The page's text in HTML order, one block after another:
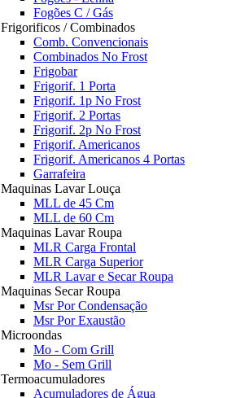
Fogões C / Gás
Frigorificos / Combinados
Comb. Convencionais
Combinados No Frost
Frigobar
Frigorif. 1 Porta
Frigorif. 1p No Frost
Frigorif. 2 Portas
Frigorif. 2p No Frost
Frigorif. Americanos
Frigorif. Americanos 4 Portas
Garrafeira
Maquinas Lavar Louça
MLL de 45 Cm
MLL de 60 Cm
Maquinas Lavar Roupa
MLR Carga Frontal
MLR Carga Superior
MLR Lavar e Secar Roupa
Maquinas Secar Roupa
Msr Por Condensação
Msr Por Exaustão
Microondas
Mo - Com Grill
Mo - Sem Grill
Termoacumuladores
Acumuladores de Água